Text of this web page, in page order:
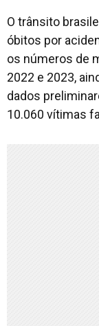
O trânsito
óbitos por
os números de
2022 e 2023,
dados
10.060 vítimas